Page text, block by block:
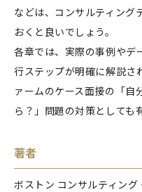
などは、コンサルティング
おくと良いでしょう。
各章では、実際の事例やデ
行ステップが明確に解説さ
ァームのケース面接の「自
ら？」問題の対策としても
著者
ボストン コンサルティング